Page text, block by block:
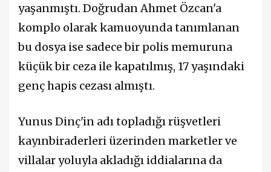
yaşanmıştı. Doğrudan Ahmet Özcan'a
komplo olarak kamuoyunda tanımlanan
bu dosya ise sadece bir polis memuruna
küçük bir ceza ile kapatılmış, 17 yaşındaki
genç hapis cezası almıştı.
Yunus Dinç'in adı topladığı rüşvetleri
kayınbiraderleri üzerinden marketler ve
villalar yoluyla akladığı iddialarına da